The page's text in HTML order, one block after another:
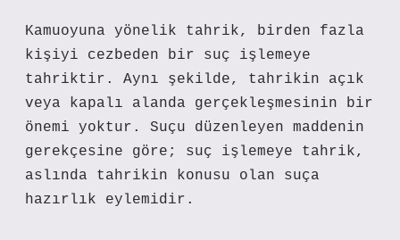
Kamuoyuna yönelik tahrik, birden fazla
kişiyi cezbeden bir suç işlemeye
tahriktir. Aynı şekilde, tahrikin açık
veya kapalı alanda gerçekleşmesinin bir
önemi yoktur. Suçu düzenleyen maddenin
gerekçesine göre; suç işlemeye tahrik,
aslında tahrikin konusu olan suça
hazırlık eylemidir.